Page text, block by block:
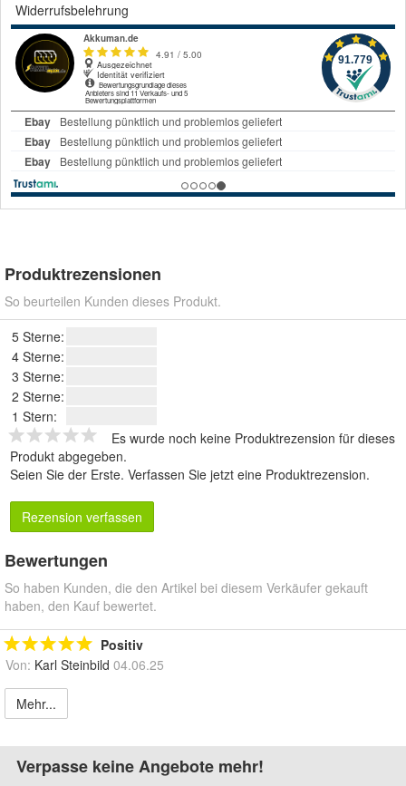
Widerrufsbelehrung
Produktrezensionen
So beurteilen Kunden dieses Produkt.
5 Sterne:
4 Sterne:
3 Sterne:
2 Sterne:
1 Stern:
Es wurde noch keine Produktrezension für dieses
Produkt abgegeben.
Seien Sie der Erste. Verfassen Sie jetzt eine Produktrezension.
Rezension verfassen
Bewertungen
So haben Kunden, die den Artikel bei diesem Verkäufer gekauft
haben, den Kauf bewertet.
Positiv
Von: Karl Steinbild 04.06.25
Mehr...
Verpasse keine Angebote mehr!